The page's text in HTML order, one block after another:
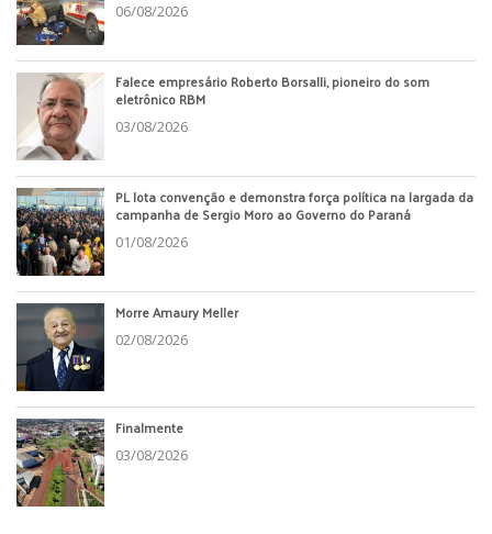
06/08/2026
Falece empresário Roberto Borsalli, pioneiro do som
eletrônico RBM
03/08/2026
PL lota convenção e demonstra força política na largada da
campanha de Sergio Moro ao Governo do Paraná
01/08/2026
Morre Amaury Meller
02/08/2026
Finalmente
03/08/2026